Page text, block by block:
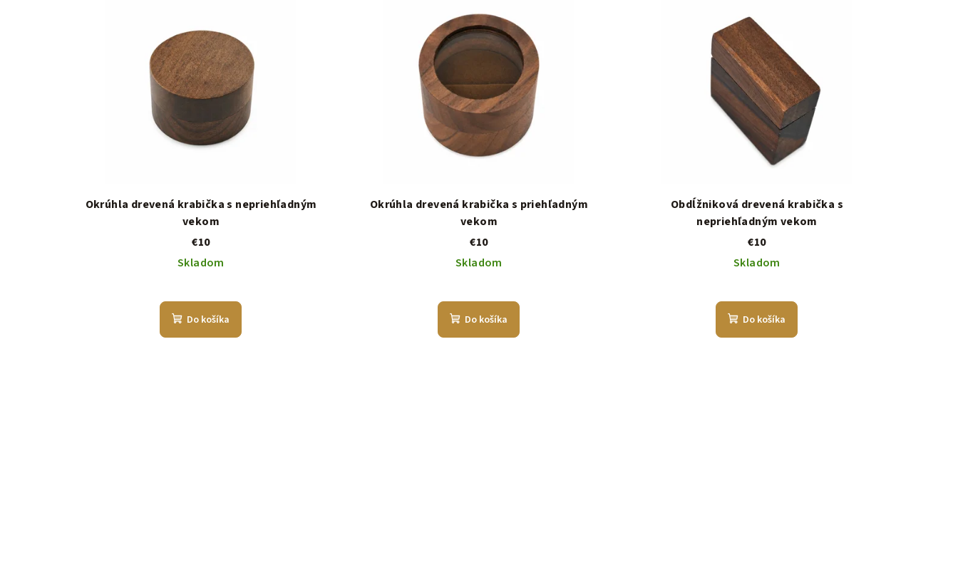
Okrúhla drevená krabička s nepriehľadným
vekom
€10
Skladom
Do košíka
Okrúhla drevená krabička s priehľadným
vekom
€10
Skladom
Do košíka
Obdĺžniková drevená krabička s
nepriehľadným vekom
€10
Skladom
Do košíka